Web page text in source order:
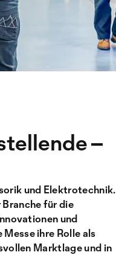
–
und Elektrotechnik.
für die
und
ihre Rolle als
Marktlage und in